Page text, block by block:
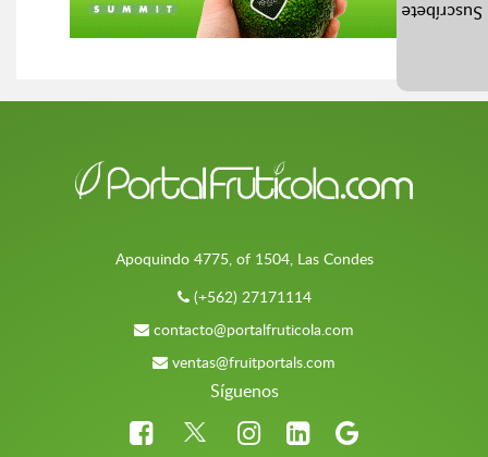
Apoquindo 4775, of 1504, Las Condes
(+562) 27171114
contacto@portalfruticola.com
ventas@fruitportals.com
Síguenos
Suscríbete